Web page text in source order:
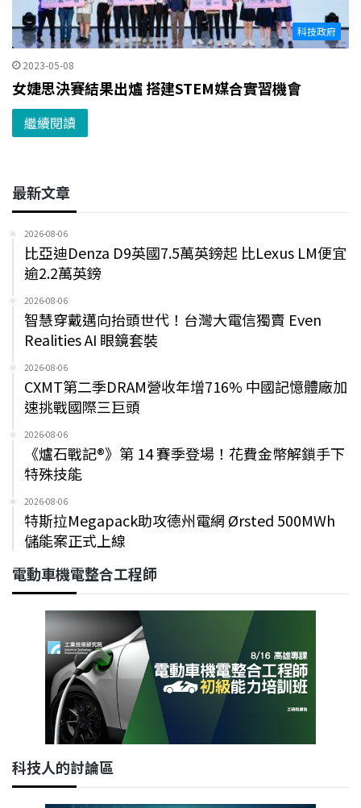
科技政府
2023-05-08
女婕思決賽結果出爐 搭建STEM媒合實習機會
繼續閱讀
最新文章
2026-08-06
比亞迪Denza D9英國7.5萬英鎊起 比Lexus LM便宜
逾2.2萬英鎊
2026-08-06
智慧穿戴邁向抬頭世代！台灣大電信獨賣 Even
Realities AI 眼鏡套裝
2026-08-06
CXMT第二季DRAM營收年增716% 中國記憶體廠加
速挑戰國際三巨頭
2026-08-06
《爐石戰記®》第 14 賽季登場！花費金幣解鎖手下
特殊技能
2026-08-06
特斯拉Megapack助攻德州電網 Ørsted 500MWh
儲能案正式上線
電動車機電整合工程師
科技人的討論區